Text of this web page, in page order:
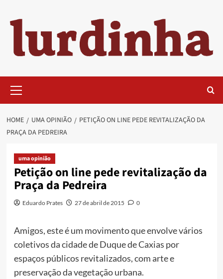
content
Menu
HOME UMA OPINIÃO
PETIÇÃO ON LINE PEDE REVITALIZAÇÃO DA
PRAÇA DA PEDREIRA
uma opinião
Petição on line pede revitalização da
Praça da Pedreira
Eduardo Prates 27 de abril de 2015 0
Amigos, este é um movimento que envolve vários
coletivos da cidade de Duque de Caxias por
espaços públicos revitalizados, com arte e
preservação da vegetação urbana.